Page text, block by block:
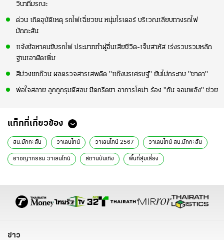
วินาทีมรณะ
ด่วน เกิดอุบัติเหตุ รถไฟเฉี่ยวชน หนุ่มไรเดอร์ บริเวณเลียบทางรถไฟ
มักกะสัน
แจ้งข้อหาคนขับรถไฟ ประมาททำผู้อื่นเสียชีวิต-เจ็บสาหัส เร่งรวบรวมหลัก
ฐานเอาผิดเพิ่ม
สีม่วงยกก๊วน ผลตรวจสารเสพติด "แก๊งนรเศรษฐ์" ยันไม่กระทบ "ชาดา"
พ่อใจสลาย ลูกถูกรุมตีสลบ มีดกรีดขา อาการโคม่า ร้อง "กัน จอมพลัง" ช่วย
แท็กที่เกี่ยวข้อง
สน.มักกะสัน วาเลนไทน์ วาเลนไทน์ 2567 วาเลนไทน์ สน.มักกะสัน
อาชญากรรม วาเลนไทน์ สถานบันเทิง พื้นที่สุ่มเสี่ยง
ข่าว